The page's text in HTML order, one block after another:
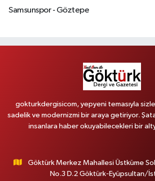
Samsunspor - Göztepe
gokturkdergisicom, yepyeni temasıyla
sadelik ve modernizmi bir araya getiriyor.
insanlara haber okuyabilecekleri bir
Göktürk Merkez Mahallesi Üstküme
No.3 D.2 Göktürk-Eyüpsultan/